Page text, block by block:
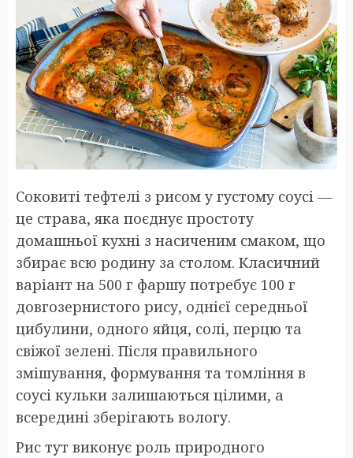
Соковиті тефтелі з рисом у густому соусі —
це страва, яка поєднує простоту
домашньої кухні з насиченим смаком, що
збирає всю родину за столом. Класичний
варіант на 500 г фаршу потребує 100 г
довгозернистого рису, однієї середньої
цибулини, одного яйця, солі, перцю та
свіжої зелені. Після правильного
змішування, формування та томління в
соусі кульки залишаються цілими, а
всередині зберігають вологу.
Рис тут виконує роль природного